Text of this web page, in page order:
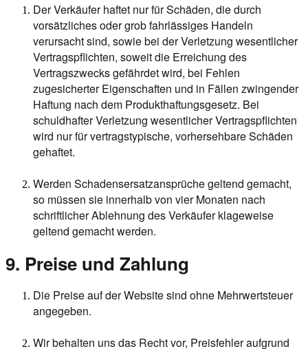
Der Verkäufer haftet nur für Schäden, die durch
vorsätzliches oder grob fahrlässiges Handeln
verursacht sind, sowie bei der Verletzung wesentlicher
Vertragspflichten, soweit die Erreichung des
Vertragszwecks gefährdet wird, bei Fehlen
zugesicherter Eigenschaften und in Fällen zwingender
Haftung nach dem Produkthaftungsgesetz. Bei
schuldhafter Verletzung wesentlicher Vertragspflichten
wird nur für vertragstypische, vorhersehbare Schäden
gehaftet.
Werden Schadensersatzansprüche geltend gemacht,
so müssen sie innerhalb von vier Monaten nach
schriftlicher Ablehnung des Verkäufer klageweise
geltend gemacht werden.
9. Preise und Zahlung
Die Preise auf der Website sind ohne Mehrwertsteuer
angegeben.
Wir behalten uns das Recht vor, Preisfehler aufgrund